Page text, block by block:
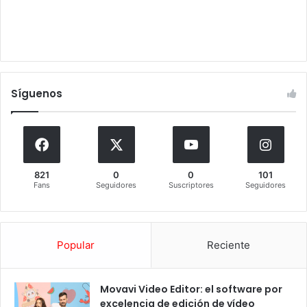
Síguenos
821
Fans
0
Seguidores
0
Suscriptores
101
Seguidores
Popular Reciente
Movavi Video Editor: el software por
excelencia de edición de vídeo